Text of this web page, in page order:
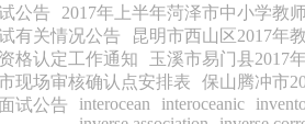
公告
2017年上半年菏泽市中小学教
有关情况公告
昆明市西山区2017年
格认定工作通知
玉溪市易门县2017
现场审核确认点安排表
保山腾冲市
试公告
interocean interoceanic